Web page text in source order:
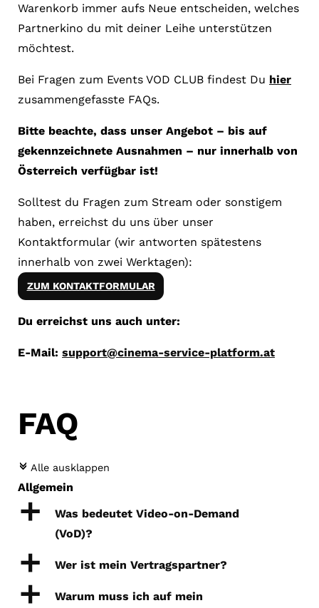
Warenkorb immer aufs Neue entscheiden, welches
Partnerkino du mit deiner Leihe unterstützen
möchtest.
Bei Fragen zum Events VOD CLUB findest Du hier
zusammengefasste FAQs.
Bitte beachte, dass unser Angebot – bis auf
gekennzeichnete Ausnahmen – nur innerhalb von
Österreich verfügbar ist!
Solltest du Fragen zum Stream oder sonstigem
haben, erreichst du uns über unser
Kontaktformular (wir antworten spätestens
innerhalb von zwei Werktagen):
ZUM KONTAKTFORMULAR
Du erreichst uns auch unter:
E-Mail: support@cinema-service-platform.at
FAQ
c Alle ausklappen
Allgemein
a
Was bedeutet Video-on-Demand
(VoD)?
a Wer ist mein Vertragspartner?
a Warum muss ich auf mein